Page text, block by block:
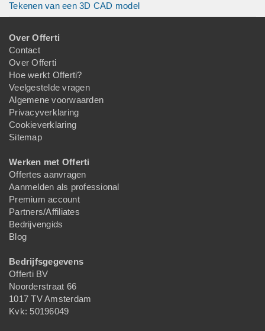
Tekenen van een 3D CAD model
Over Offerti
Contact
Over Offerti
Hoe werkt Offerti?
Veelgestelde vragen
Algemene voorwaarden
Privacyverklaring
Cookieverklaring
Sitemap
Werken met Offerti
Offertes aanvragen
Aanmelden als professional
Premium account
Partners/Affiliates
Bedrijvengids
Blog
Bedrijfsgegevens
Offerti BV
Noorderstraat 66
1017 TV Amsterdam
Kvk: 50196049